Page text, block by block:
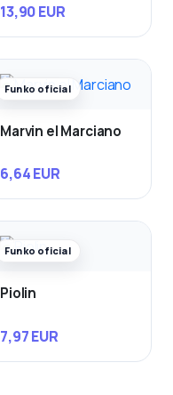
13,90 EUR
Funko oficial
Marvin el Marciano
6,64 EUR
Funko oficial
Piolin
7,97 EUR